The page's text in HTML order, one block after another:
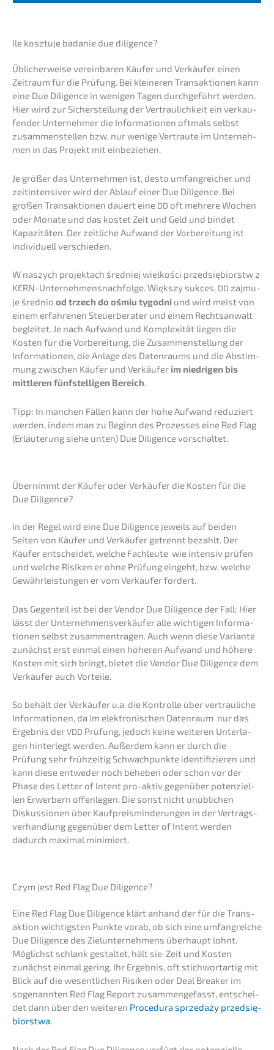
Ile kosztu­je badanie due diligence?
Üblicher­wei­se verein­ba­ren Käufer und Verkäu­fer einen
Zeitraum für die Prüfung. Bei kleine­ren Trans­ak­tio­nen kann
eine Due Diligence in wenigen Tagen durch­ge­führt werden.
Hier wird zur Sicher­stel­lung der Vertrau­lich­keit ein verkau­
fen­der Unter­neh­mer die Infor­ma­tio­nen oftmals selbst
zusam­men­stel­len bzw. nur wenige Vertrau­te im Unter­neh­
men in das Projekt mit einbeziehen.
Je größer das Unter­neh­men ist, desto umfang­rei­cher und
zeitin­ten­si­ver wird der Ablauf einer Due Diligence. Bei
großen Trans­ak­tio­nen dauert eine DD oft mehre­re Wochen
oder Monate und das kostet Zeit und Geld und bindet
Kapazi­tä­ten. Der zeitli­che Aufwand der Vorbe­rei­tung ist
indivi­du­ell verschieden.
W naszych projektach średniej wielkości przedsię­bi­orstw z
KERN-Unternehmens­nachfolge. Więks­zy sukces. DD zajmu­
je średnio od trzech do ośmiu tygod­ni und wird meist von
einem erfah­re­nen Steuer­be­ra­ter und einem Rechts­an­walt
beglei­tet. Je nach Aufwand und Komple­xi­tät liegen die
Kosten für die Vorbe­rei­tung, die Zusam­men­stel­lung der
Infor­ma­tio­nen, die Anlage des Daten­raums und die Abstim­
mung zwischen Käufer und Verkäu­fer im niedri­gen bis
mittle­ren fünfstel­li­gen Bereich.
Tipp: In manchen Fällen kann der hohe Aufwand reduziert
werden, indem man zu Beginn des Prozes­ses eine Red Flag
(Erläu­te­rung siehe unten) Due Diligence vorschaltet.
Übernimmt der Käufer oder Verkäu­fer die Kosten für die
Due Diligence?
In der Regel wird eine Due Diligence jeweils auf beiden
Seiten von Käufer und Verkäu­fer getrennt bezahlt. Der
Käufer entschei­det, welche Fachleu­te wie inten­siv prüfen
und welche Risiken er ohne Prüfung eingeht, bzw. welche
Gewähr­leis­tun­gen er vom Verkäu­fer fordert.
Das Gegen­teil ist bei der Vendor Due Diligence der Fall: Hier
lässt der Unter­neh­mens­ver­käu­fer alle wichti­gen Infor­ma­
tio­nen selbst zusam­men­tra­gen. Auch wenn diese Varian­te
zunächst erst einmal einen höheren Aufwand und höhere
Kosten mit sich bringt, bietet die Vendor Due Diligence dem
Verkäu­fer auch Vorteile.
So behält der Verkäu­fer u.a. die Kontrol­le über vertrau­li­che
Infor­ma­tio­nen, da im elektro­ni­schen Daten­raum nur das
Ergeb­nis derVDD Prüfung, jedoch keine weite­ren Unter­la­
gen hinter­legt werden. Außer­dem kann er durch die
Prüfung sehr frühzei­tig Schwach­punk­te identi­fi­zie­ren und
kann diese entwe­der noch beheben oder schon vor der
Phase des Letter of Intent pro-aktiv gegen­über poten­zi­el­
len Erwer­bern offen­le­gen. Die sonst nicht unübli­chen
Diskus­sio­nen über Kaufpreis­min­de­run­gen in der Vertrags­
ver­hand­lung gegen­über dem Letter of Intent werden
dadurch maximal minimiert.
Czym jest Red Flag Due Diligence?
Eine Red Flag Due Diligence klärt anhand der für die Trans­
ak­ti­on wichtigs­ten Punkte vorab, ob sich eine umfang­rei­che
Due Diligence des Zielun­ter­neh­mens überhaupt lohnt.
Möglichst schlank gestal­tet, hält sie Zeit und Kosten
zunächst einmal gering. Ihr Ergeb­nis, oft stich­wort­ar­tig mit
Blick auf die wesent­li­chen Risiken oder Deal Break­er im
sogenann­ten Red Flag Report zusam­men­ge­fasst, entschei­
det dann über den weite­ren Proce­du­ra sprze­daży przedsię­
bi­orst­wa.